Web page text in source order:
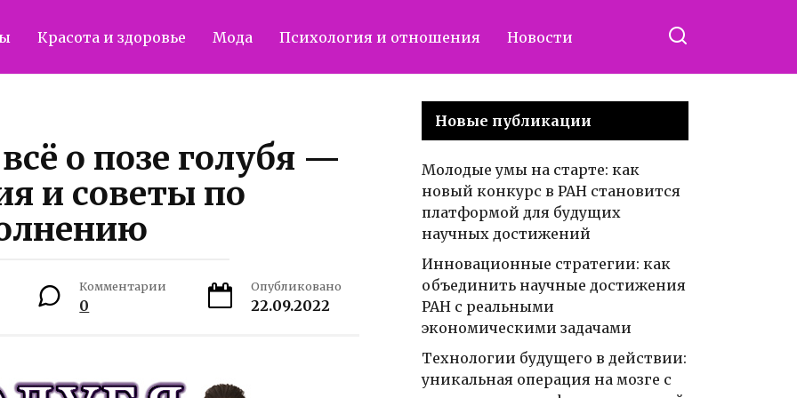
Красота и здоровье Мода Психология и отношения Новости
о позе голубя —
и советы по
Комментарии
0
Опубликовано
22.09.2022
Новые публикации
Молодые умы на старте: как
новый конкурс в РАН становится
платформой для будущих
научных достижений
Инновационные стратегии: как
объединить научные достижения
РАН с реальными
экономическими задачами
Технологии будущего в действии:
уникальная операция на мозге с